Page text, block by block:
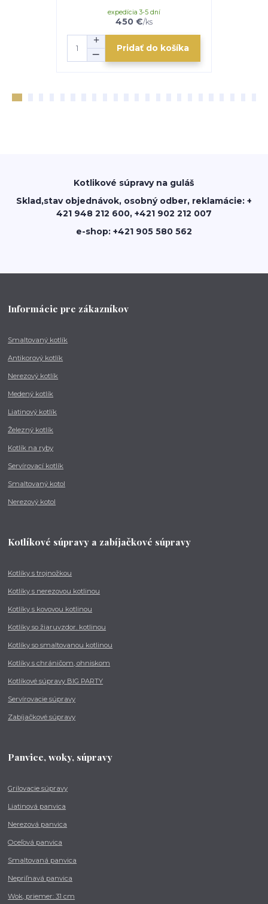
450 €/ks
expedícia 3-5 dní
Pridať do košíka
Kotlikové súpravy na guláš
Sklad,stav objednávok, osobný odber, reklamácie: +
421 948 212 600, +421 902 212 007
e-shop: +421 905 580 562
Informácie pre zákazníkov
Smaltovaný kotlík
Antikorový kotlík
Nerezový kotlík
Medený kotlík
Liatinový kotlík
Železný kotlík
Kotlík na ryby
Servírovací kotlík
Smaltovaný kotol
Nerezový kotol
Kotlíkové súpravy a zabíjačkové súpravy
Kotlíky s trojnožkou
Kotlíky s nerezovou kotlinou
Kotlíky s kovovou kotlinou
Kotlíky so žiaruvzdor. kotlinou
Kotlíky so smaltovanou kotlinou
Kotlíky s chráničom, ohniskom
Kotlíkové súpravy BIG PARTY
Servírovacie súpravy
Zabíjačkové súpravy
Panvice, woky, súpravy
Grilovacie súpravy
Liatinová panvica
Nerezová panvica
Oceľová panvica
Smaltovaná panvica
Nepriľnavá panvica
Wok, priemer: 31 cm